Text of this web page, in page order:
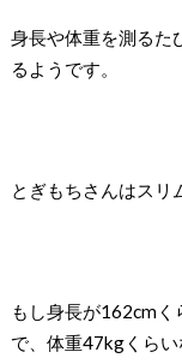
身長や体重を測るた
るようです。
とぎもちさんはスリ
もし身長が162cm
で、体重47kgくらい